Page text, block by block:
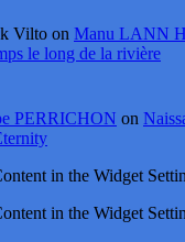
Vilto on Manu LANN
le long de la rivière
PERRICHON on
in the Widget
in the Widget